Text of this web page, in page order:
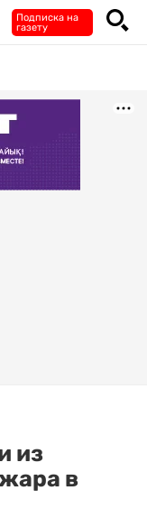
Подписка на
газету
из
в